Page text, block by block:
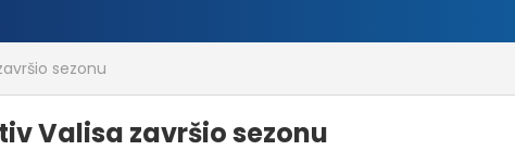
sezonu
Valisa završio sezonu